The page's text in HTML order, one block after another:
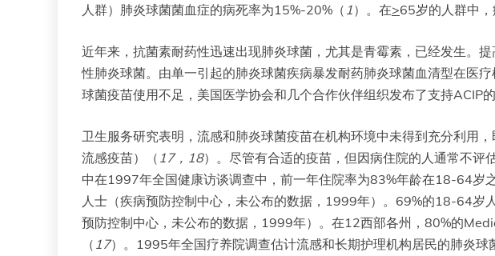
人群）肺炎球菌菌血症的病死率为15%-20%（ 1）。在>65岁的人群中
近年来，抗菌素耐药性迅速出现肺炎球菌，尤其是青霉素，已经发生。
性肺炎球菌。由单一引起的肺炎球菌疾病暴发耐药肺炎球菌血清型在医
球菌疫苗使用不足，美国医学协会和几个合作伙伴组织发布了支持ACIP
卫生服务研究表明，流感和肺炎球菌疫苗在机构环境中未得到充分利
流感疫苗）（ 17， 18）。尽管有合适的疫苗，但因病住院的人通常不评
中在1997年全国健康访谈调查中，前一年住院率为83%年龄在18-64岁
人士（疾病预防控制中心，未公布的数据，1999年）。69%的18-64岁
预防控制中心，未公布的数据，1999年）。在12西部各州，80%的
（ 17）。1995年全国疗养院调查估计流感和长期护理机构居民的肺炎球